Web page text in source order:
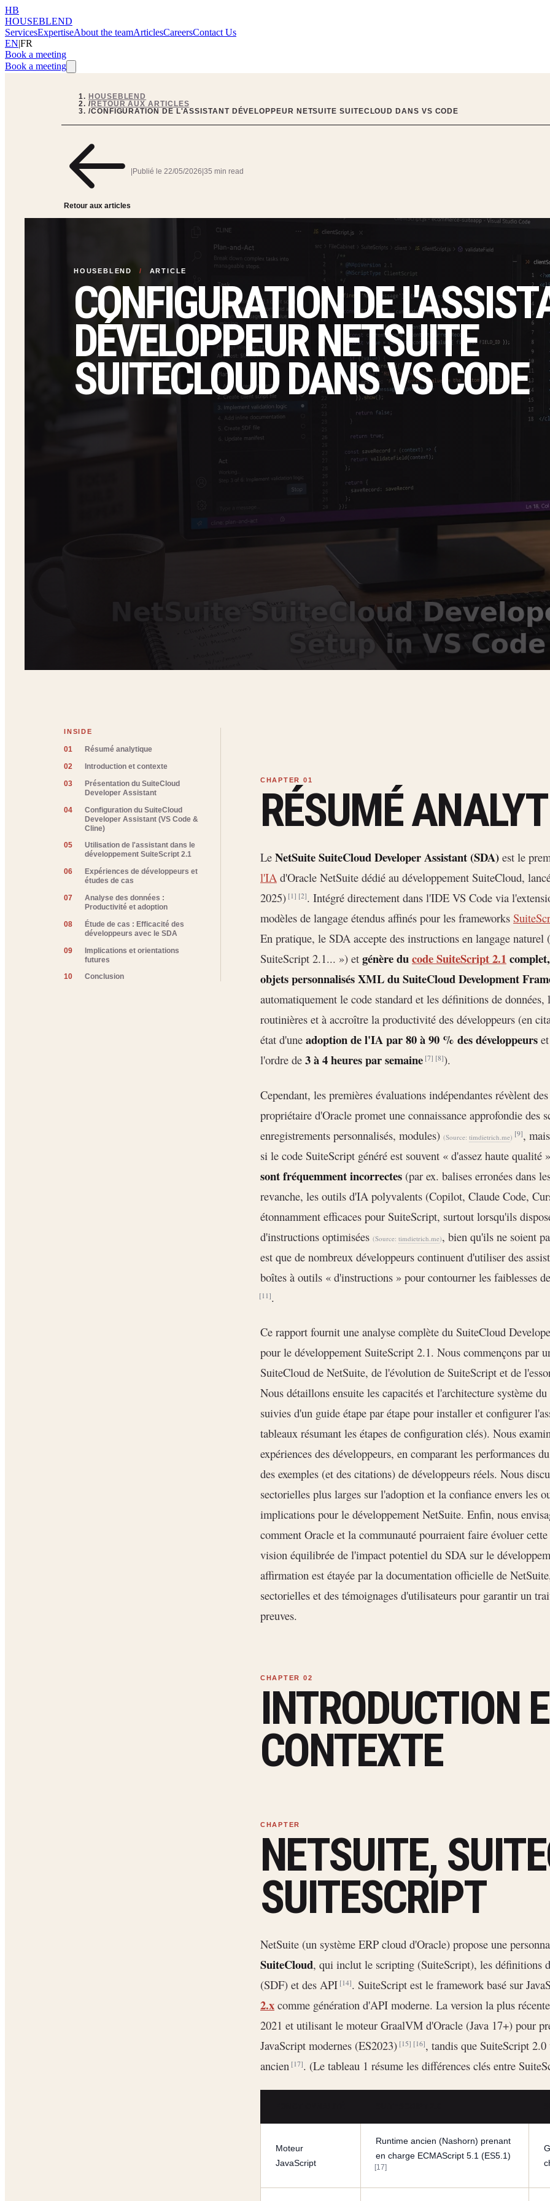
HB
HOUSEBLEND
ServicesExpertiseAbout the teamArticlesCareersContact Us
EN|FR
Book a meeting
Book a meeting
HOUSEBLEND
/RETOUR AUX ARTICLES
/CONFIGURATION DE L'ASSISTANT DÉVELOPPEUR NETSUITE SUITECLOUD DANS VS CODE
Retour aux articles
Publié le 22/05/2026 35 min read
HOUSEBLEND / ARTICLE
CONFIGURATION DE
DÉVELOPPEUR NETSUITE
SUITECLOUD DANS VS CODE
INSIDE
01 Résumé analytique
02 Introduction et contexte
03
Présentation du SuiteCloud
Developer Assistant
04
Configuration du SuiteCloud
Developer Assistant (VS Code &
Cline)
05
Utilisation de l'assistant dans le
développement SuiteScript 2.1
06
Expériences de développeurs et
études de cas
07
Analyse des données :
Productivité et adoption
08
Étude de cas : Efficacité des
développeurs avec le SDA
09
Implications et orientations
futures
10 Conclusion
RÉSUMÉ
Le NetSuite SuiteCloud Developer Assistant (SDA) est le
l'IA d'Oracle NetSuite dédié au développement SuiteCloud,
2025)[1] [2]. Intégré directement dans l'IDE VS Code via
modèles de langage étendus affinés pour les frameworks
En pratique, le SDA accepte des instructions en langage
SuiteScript 2.1... ») et génère ducode SuiteScript 2.1
objets personnalisés XML du SuiteCloud Development
automatiquement le code standard et les définitions de données,
routinières et à accroître la productivité des développeurs (en
état d'une adoption de l'IA par 80 à 90 % des développeurs
l'ordre de 3 à 4 heures par semaine [7] [8]).
Cependant, les premières évaluations indépendantes révèlent
propriétaire d'Oracle promet une connaissance approfondie des
enregistrements personnalisés, modules) (Source: timdietrich.me) [9],
si le code SuiteScript généré est souvent « d'assez haute qualité
sont fréquemment incorrectes (par ex. balises erronées dans
revanche, les outils d'IA polyvalents (Copilot, Claude Code,
étonnamment efficaces pour SuiteScript, surtout lorsqu'ils
d'instructions optimisées (Source: timdietrich.me), bien qu'ils ne soient
est que de nombreux développeurs continuent d'utiliser des
boîtes à outils « d'instructions » pour contourner les faiblesses
[11].
Ce rapport fournit une analyse complète du SuiteCloud
pour le développement SuiteScript 2.1. Nous commençons par
SuiteCloud de NetSuite, de l'évolution de SuiteScript et de
Nous détaillons ensuite les capacités et l'architecture système
suivies d'un guide étape par étape pour installer et configurer
tableaux résumant les étapes de configuration clés). Nous
expériences des développeurs, en comparant les performances
des exemples (et des citations) de développeurs réels. Nous
sectorielles plus larges sur l'adoption et la confiance envers les
implications pour le développement NetSuite. Enfin, nous
comment Oracle et la communauté pourraient faire évoluer
vision équilibrée de l'impact potentiel du SDA sur le
affirmation est étayée par la documentation officielle de
sectorielles et des témoignages d'utilisateurs pour garantir un
preuves.
INTRODUCTION
CONTEXTE
NETSUITE,
SUITESCRIPT
NetSuite (un système ERP cloud d'Oracle) propose une
SuiteCloud, qui inclut le scripting (SuiteScript), les définitions
(SDF) et des API[14]. SuiteScript est le framework basé sur
2.x comme génération d'API moderne. La version la plus
2021 et utilisant le moteur GraalVM d'Oracle (Java 17+) pour
JavaScript modernes (ES2023)[15] [16], tandis que SuiteScript
ancien[17]. (Le tableau 1 résume les différences clés entre
Moteur
JavaScript
Runtime ancien (Nashorn) prenant
en charge ECMAScript 5.1 (ES5.1)
[17]